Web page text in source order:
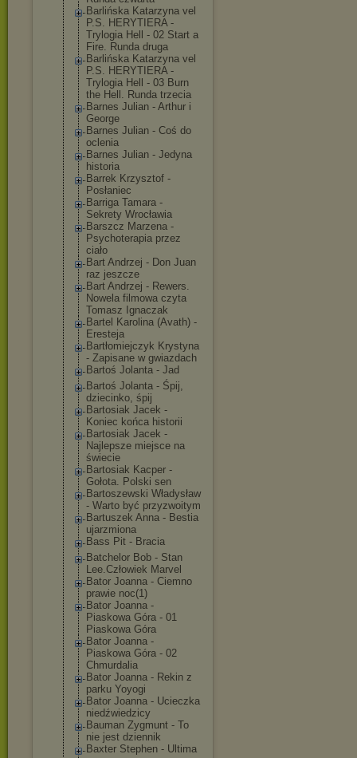
Barlińska Katarzyna vel
P.S. HERYTIERA -
Trylogia Hell - 02 Start a
Fire. Runda druga
Barlińska Katarzyna vel
P.S. HERYTIERA -
Trylogia Hell - 03 Burn
the Hell. Runda trzecia
Barnes Julian - Arthur i
George
Barnes Julian - Coś do
oclenia
Barnes Julian - Jedyna
historia
Barrek Krzysztof -
Posłaniec
Barriga Tamara -
Sekrety Wrocławia
Barszcz Marzena -
Psychoterapia przez
ciało
Bart Andrzej - Don Juan
raz jeszcze
Bart Andrzej - Rewers.
Nowela filmowa czyta
Tomasz Ignaczak
Bartel Karolina (Avath) -
Eresteja
Bartłomiejczyk Krystyna
- Zapisane w gwiazdach
Bartoś Jolanta - Jad
Bartoś Jolanta - Śpij,
dziecinko, śpij
Bartosiak Jacek -
Koniec końca historii
Bartosiak Jacek -
Najlepsze miejsce na
świecie
Bartosiak Kacper -
Gołota. Polski sen
Bartoszewski Władysław
- Warto być przyzwoitym
Bartuszek Anna - Bestia
ujarzmiona
Bass Pit - Bracia
Batchelor Bob - Stan
Lee.Człowiek Marvel
Bator Joanna - Ciemno
prawie noc(1)
Bator Joanna -
Piaskowa Góra - 01
Piaskowa Góra
Bator Joanna -
Piaskowa Góra - 02
Chmurdalia
Bator Joanna - Rekin z
parku Yoyogi
Bator Joanna - Ucieczka
niedźwiedzicy
Bauman Zygmunt - To
nie jest dziennik
Baxter Stephen - Ultima